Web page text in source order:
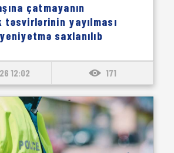
çatmayanın
yayılması
saxlanılıb
12:02 171